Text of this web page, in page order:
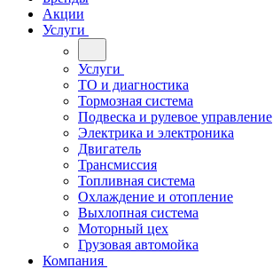
Акции
Услуги
Услуги
ТО и диагностика
Тормозная система
Подвеска и рулевое управление
Электрика и электроника
Двигатель
Трансмиссия
Топливная система
Охлаждение и отопление
Выхлопная система
Моторный цех
Грузовая автомойка
Компания